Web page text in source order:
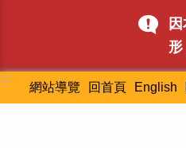
形
:::
網站導覽 回首頁 English